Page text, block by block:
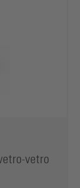
vetro